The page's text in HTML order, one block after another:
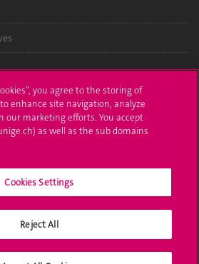
you agree to the storing of
enhance site navigation, analyze
our marketing efforts. You accept
as well as the sub domains
Cookies Settings
Reject All